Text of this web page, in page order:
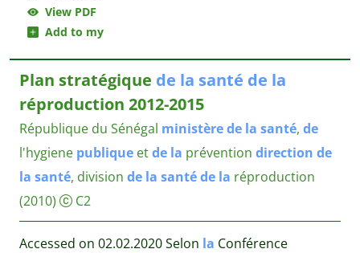
View PDF
Add to my
Plan stratégique de la santé de la
réproduction 2012-2015
République du Sénégal ministèrede la santé, de
l'hygiene publique etde la prévention direction de
la santé, division de la santéde la réproduction
(2010)
C2
Accessed on 02.02.2020 Selon la Conférence